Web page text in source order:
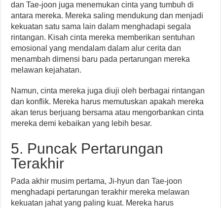
dan Tae-joon juga menemukan cinta yang tumbuh di
antara mereka. Mereka saling mendukung dan menjadi
kekuatan satu sama lain dalam menghadapi segala
rintangan. Kisah cinta mereka memberikan sentuhan
emosional yang mendalam dalam alur cerita dan
menambah dimensi baru pada pertarungan mereka
melawan kejahatan.
Namun, cinta mereka juga diuji oleh berbagai rintangan
dan konflik. Mereka harus memutuskan apakah mereka
akan terus berjuang bersama atau mengorbankan cinta
mereka demi kebaikan yang lebih besar.
5. Puncak Pertarungan
Terakhir
Pada akhir musim pertama, Ji-hyun dan Tae-joon
menghadapi pertarungan terakhir mereka melawan
kekuatan jahat yang paling kuat. Mereka harus